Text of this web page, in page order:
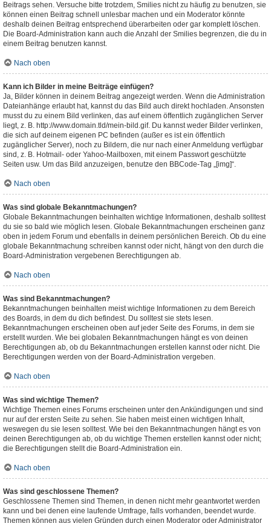
Beitrags sehen. Versuche bitte trotzdem, Smilies nicht zu häufig zu benutzen, sie
können einen Beitrag schnell unlesbar machen und ein Moderator könnte
deshalb deinen Beitrag entsprechend überarbeiten oder gar komplett löschen.
Die Board-Administration kann auch die Anzahl der Smilies begrenzen, die du in
einem Beitrag benutzen kannst.
Nach oben
Kann ich Bilder in meine Beiträge einfügen?
Ja, Bilder können in deinem Beitrag angezeigt werden. Wenn die Administration
Dateianhänge erlaubt hat, kannst du das Bild auch direkt hochladen. Ansonsten
musst du zu einem Bild verlinken, das auf einem öffentlich zugänglichen Server
liegt, z. B. http://www.domain.tld/mein-bild.gif. Du kannst weder Bilder verlinken,
die sich auf deinem eigenen PC befinden (außer es ist ein öffentlich
zugänglicher Server), noch zu Bildern, die nur nach einer Anmeldung verfügbar
sind, z. B. Hotmail- oder Yahoo-Mailboxen, mit einem Passwort geschützte
Seiten usw. Um das Bild anzuzeigen, benutze den BBCode-Tag „[img]“.
Nach oben
Was sind globale Bekanntmachungen?
Globale Bekanntmachungen beinhalten wichtige Informationen, deshalb solltest
du sie so bald wie möglich lesen. Globale Bekanntmachungen erscheinen ganz
oben in jedem Forum und ebenfalls in deinem persönlichen Bereich. Ob du eine
globale Bekanntmachung schreiben kannst oder nicht, hängt von den durch die
Board-Administration vergebenen Berechtigungen ab.
Nach oben
Was sind Bekanntmachungen?
Bekanntmachungen beinhalten meist wichtige Informationen zu dem Bereich
des Boards, in dem du dich befindest. Du solltest sie stets lesen.
Bekanntmachungen erscheinen oben auf jeder Seite des Forums, in dem sie
erstellt wurden. Wie bei globalen Bekanntmachungen hängt es von deinen
Berechtigungen ab, ob du Bekanntmachungen erstellen kannst oder nicht. Die
Berechtigungen werden von der Board-Administration vergeben.
Nach oben
Was sind wichtige Themen?
Wichtige Themen eines Forums erscheinen unter den Ankündigungen und sind
nur auf der ersten Seite zu sehen. Sie haben meist einen wichtigen Inhalt,
weswegen du sie lesen solltest. Wie bei den Bekanntmachungen hängt es von
deinen Berechtigungen ab, ob du wichtige Themen erstellen kannst oder nicht;
die Berechtigungen stellt die Board-Administration ein.
Nach oben
Was sind geschlossene Themen?
Geschlossene Themen sind Themen, in denen nicht mehr geantwortet werden
kann und bei denen eine laufende Umfrage, falls vorhanden, beendet wurde.
Themen können aus vielen Gründen durch einen Moderator oder Administrator